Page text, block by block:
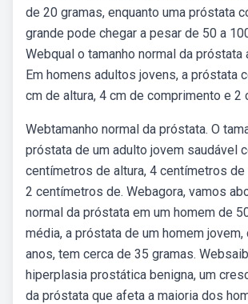
de 20 gramas, enquanto uma próstata
grande pode chegar a pesar de 50 a
Webqual o tamanho normal da próstata
Em homens adultos jovens, a próstata
cm de altura, 4 cm de comprimento e 2
Webtamanho normal da próstata. O
próstata de um adulto jovem saudável
centímetros de altura, 4 centímetros
2 centímetros de. Webagora, vamos
normal da próstata em um homem de
média, a próstata de um homem jovem,
anos, tem cerca de 35 gramas.
hiperplasia prostática benigna, um
da próstata que afeta a maioria dos